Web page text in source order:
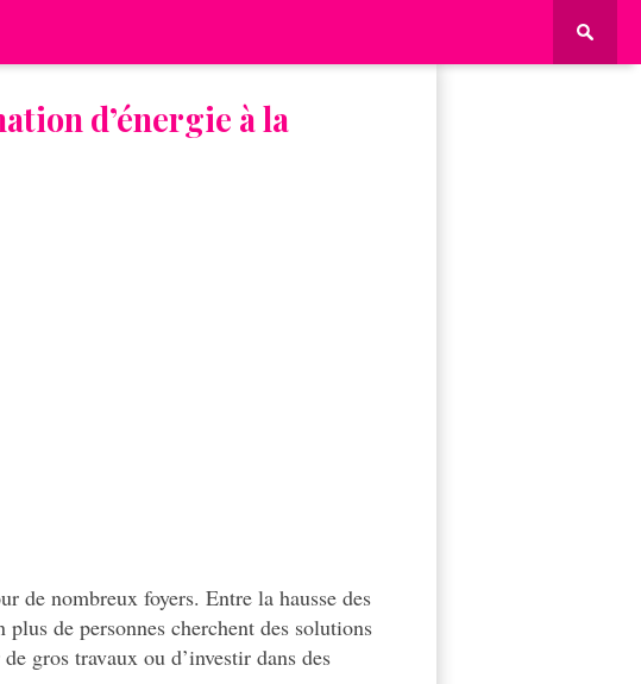
d’énergie à la
de nombreux foyers. Entre la hausse des
de personnes cherchent des solutions
gros travaux ou d’investir dans des